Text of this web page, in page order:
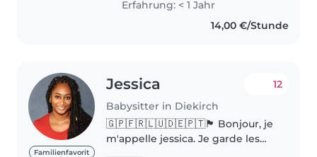
souvent des activités avec ma
nièce des promenades,..
Erfahrung: < 1 Jahr
14,00 €/Stunde
Familienfavorit
Jessica
Babysitter in Diekirch
12
🇬🇵🇫🇷🇱🇺🇩🇪🇵🇹🏴 Bonjour, je
m'appelle jessica. Je garde les